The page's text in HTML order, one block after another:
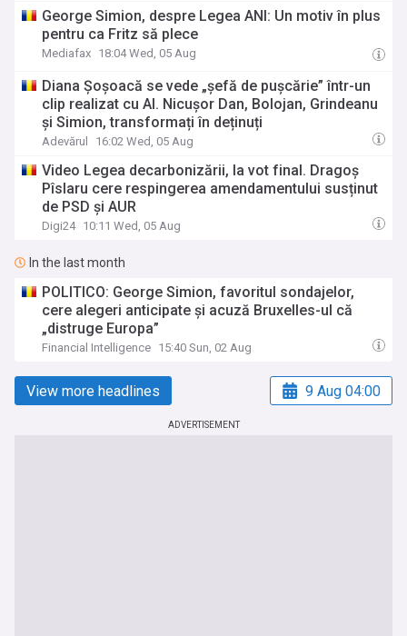
George Simion, despre Legea ANI: Un motiv în plus
pentru ca Fritz să plece
Mediafax 18:04 Wed, 05 Aug
Diana Șoșoacă se vede „șefă de pușcărie” într-un
clip realizat cu AI. Nicușor Dan, Bolojan, Grindeanu
și Simion, transformați în deținuți
Adevărul 16:02 Wed, 05 Aug
Video Legea decarbonizării, la vot final. Dragoș
Pîslaru cere respingerea amendamentului susținut
de PSD și AUR
Digi24 10:11 Wed, 05 Aug
In the last month
POLITICO: George Simion, favoritul sondajelor,
cere alegeri anticipate și acuză Bruxelles-ul că
„distruge Europa”
Financial Intelligence 15:40 Sun, 02 Aug
View more headlines 9 Aug 04:00
ADVERTISEMENT